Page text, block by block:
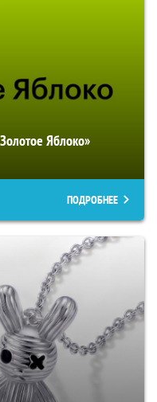
Яблоко»
ПОДРОБНЕЕ